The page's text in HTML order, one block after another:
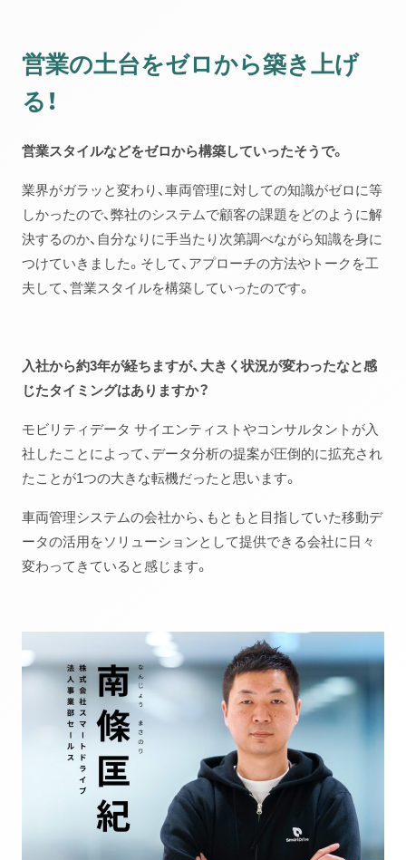
営業の土台をゼロから築き上げ
る！
営業スタイルなどをゼロから構築していったそうで。
業界がガラッと変わり、車両管理に対しての知識がゼロに等
しかったので、弊社のシステムで顧客の課題をどのように解
決するのか、自分なりに手当たり次第調べながら知識を身に
つけていきました。そして、アプローチの方法やトークを工
夫して、営業スタイルを構築していったのです。
入社から約3年が経ちますが、大きく状況が変わったなと感
じたタイミングはありますか？
モビリティデータ サイエンティストやコンサルタントが入
社したことによって、データ分析の提案が圧倒的に拡充され
たことが1つの大きな転機だったと思います。
車両管理システムの会社から、もともと目指していた移動デ
ータの活用をソリューションとして提供できる会社に日々
変わってきていると感じます。